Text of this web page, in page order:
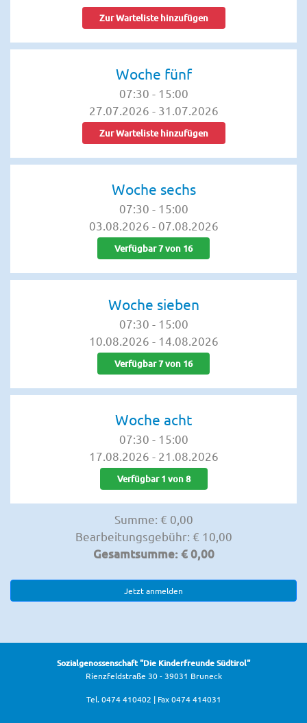
Zur Warteliste hinzufügen
Woche fünf
07:30 - 15:00
27.07.2026 - 31.07.2026
Zur Warteliste hinzufügen
Woche sechs
07:30 - 15:00
03.08.2026 - 07.08.2026
Verfügbar 7 von 16
Woche sieben
07:30 - 15:00
10.08.2026 - 14.08.2026
Verfügbar 7 von 16
Woche acht
07:30 - 15:00
17.08.2026 - 21.08.2026
Verfügbar 1 von 8
Summe: € 0,00
Bearbeitungsgebühr: € 10,00
Gesamtsumme: €0,00
Jetzt anmelden
Sozialgenossenschaft "Die Kinderfreunde Südtirol"
Rienzfeldstraße 30 - 39031 Bruneck
Tel. 0474 410402 | Fax 0474 414031